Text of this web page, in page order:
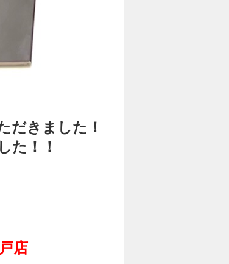
だきました！
た！！
店